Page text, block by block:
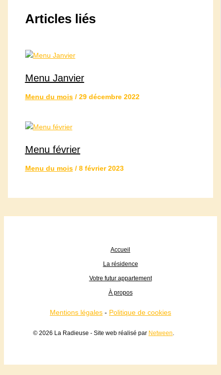
Articles liés
Menu Janvier
Menu du mois/ 29 décembre 2022
Menu février
Menu du mois/ 8 février 2023
Accueil
La résidence
Votre futur appartement
À propos
Mentions légales - Politique de cookies
© 2026 La Radieuse - Site web réalisé par Netween.